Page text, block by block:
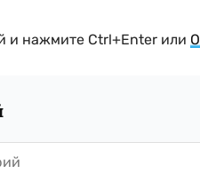
и нажмите Ctrl+Enter или